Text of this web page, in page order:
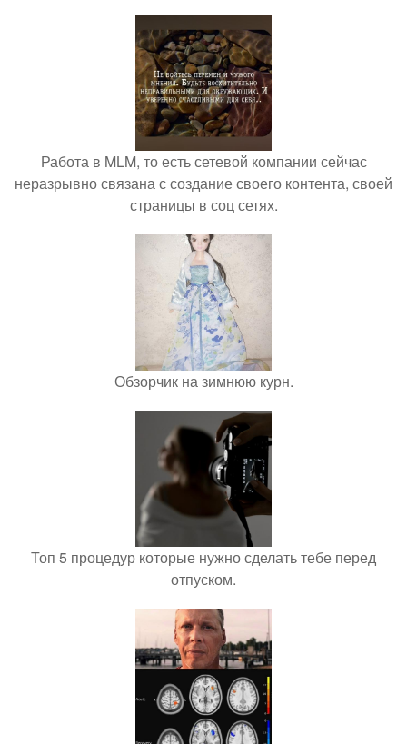
Работа в MLM, то есть сетевой компании сейчас
неразрывно связана с создание своего контента, своей
страницы в соц сетях.
Обзорчик на зимнюю курн.
Топ 5 процедур которые нужно сделать тебе перед
отпуском.